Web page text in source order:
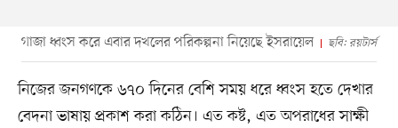
গাজা ধ্বংস করে এবার দখলের পরিকল্পনা নিয়েছে ইসরায়েল ছবি: রয়টার্স
নিজের জনগণকে ৬৭০ দিনের বেশি সময় ধরে ধ্বংস হতে দেখার
বেদনা ভাষায় প্রকাশ করা কঠিন। এত কষ্ট, এত অপরাধের সাক্ষী